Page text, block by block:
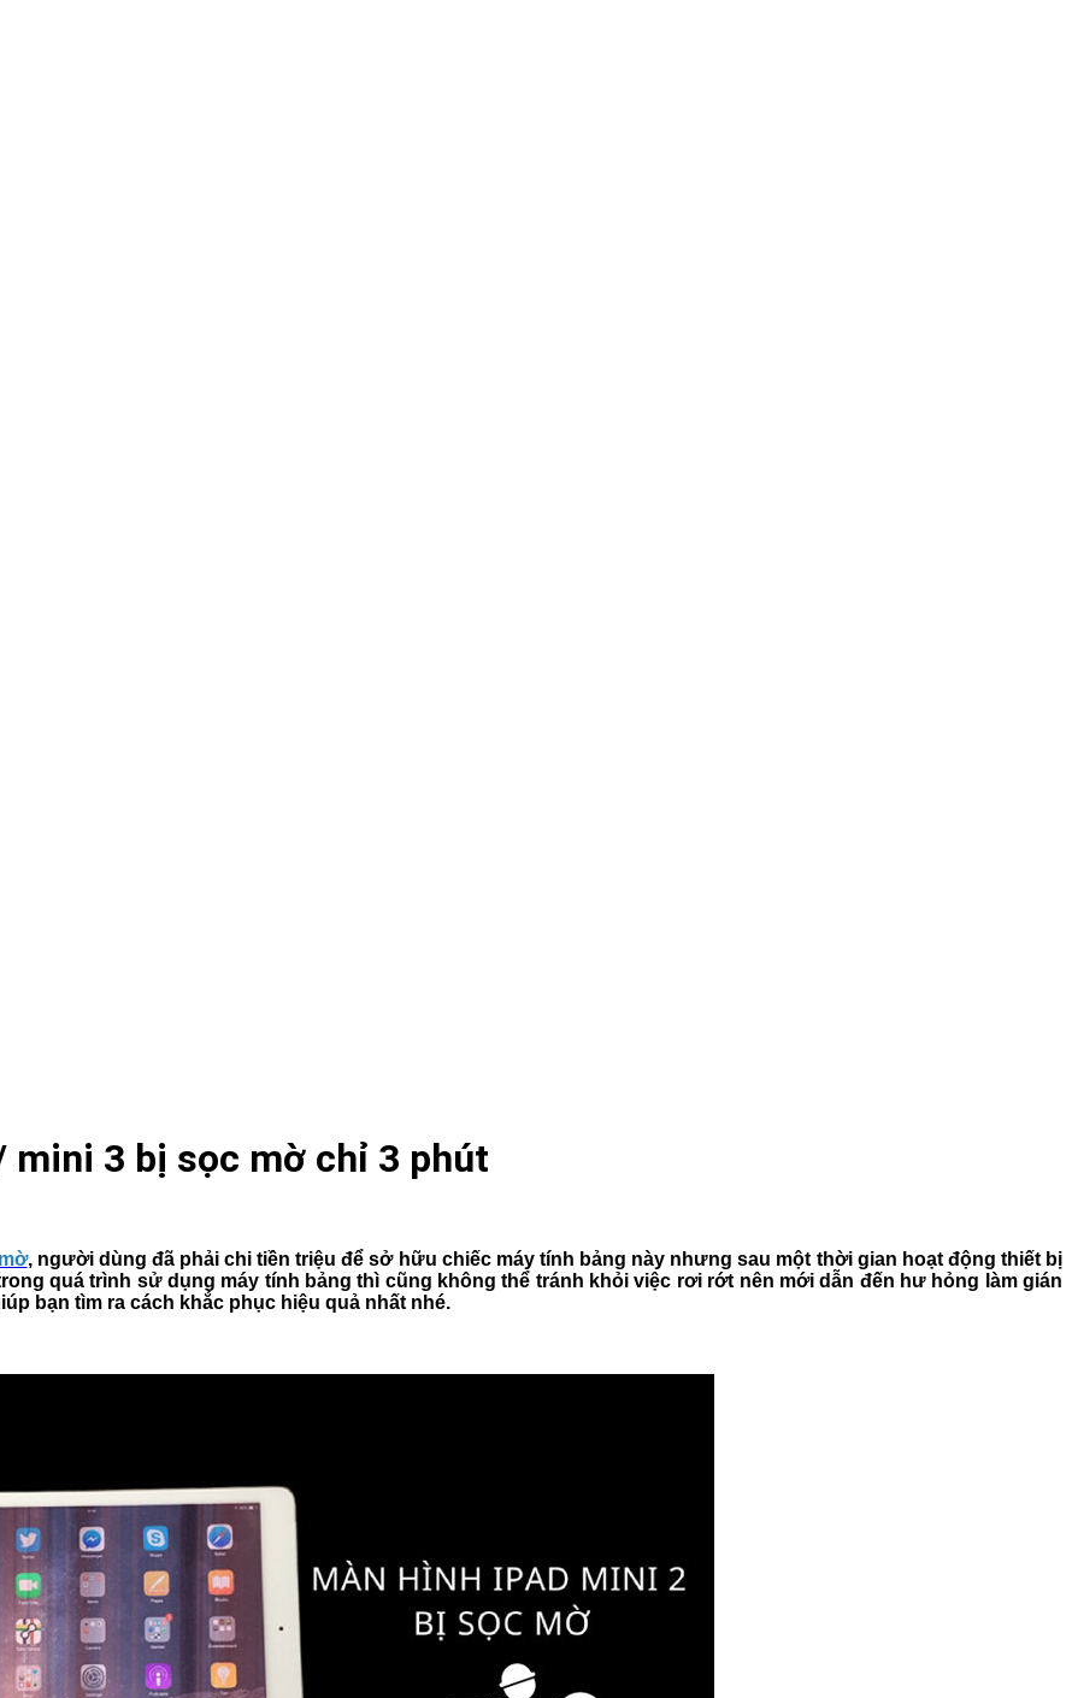
mini 3 bị sọc mờ chỉ 3 phút
, người dùng đã phải chi tiền triệu để sở hữu chiếc máy tính bảng này nhưng sau một thời gian hoạt động thiết bị
quá trình sử dụng máy tính bảng thì cũng không thể tránh khỏi việc rơi rớt nên mới dẫn đến hư hỏng làm gián
bạn tìm ra cách khắc phục hiệu quả nhất nhé.